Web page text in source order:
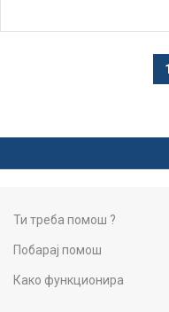
1
Ти треба помош ?
Побарај помош
Како функционира